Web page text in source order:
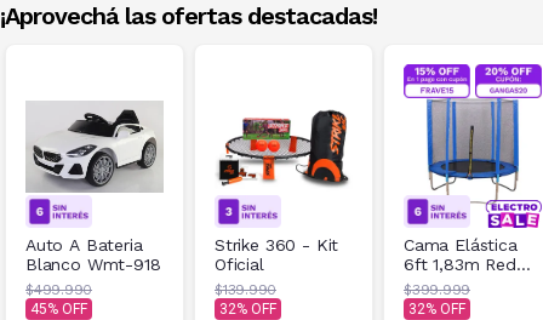
¡Aprovechá las ofertas destacadas!
Auto A Bateria
Blanco Wmt-918
$499.990
45
Strike 360 - Kit
Oficial
$139.990
32
Cama Elástica
6ft 1,83m Red
de Seguridad
100kg Azul
$399.999
32